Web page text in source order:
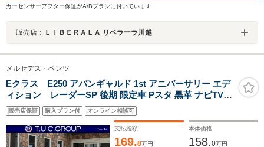
カーセンサーアフター保証がA/Bプランに付いています
販売店： ＬＩＢＥＲＡＬＡ リベラーラ川越
メルセデス・ベンツ
Eクラス E250 アバンギャルド 1st アニバーサリー エデ
ィション レーダーSP 後期 限定車 Pスタ 黒革 ナビTV
360カメラ LEDライト 専用ウッドインテリア AMGエアロ
&18AW ACC BSM LCW 2年保証
販売店保証 購入プラン付 オンライン相談可
支払総額
169.8万円
本体価格
158.0万円